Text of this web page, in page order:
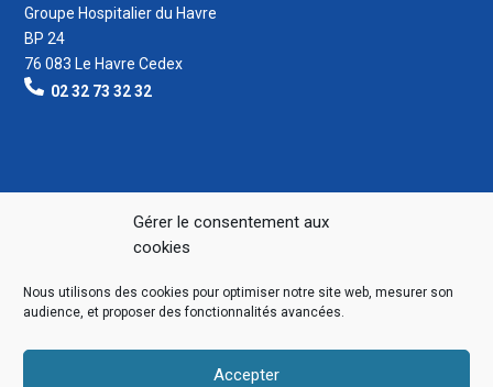
Gérer le consentement aux
cookies
Nous utilisons des cookies pour optimiser notre site web, mesurer son
audience, et proposer des fonctionnalités avancées.
Accepter
Groupe Hospitalier du Havre
BP 24
76 083 Le Havre Cedex
02 32 73 32 32